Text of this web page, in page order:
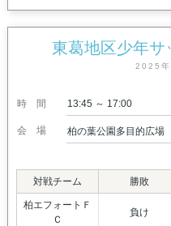
東葛地区少年サ
2025
時間 13:45 ～ 17:00
会場 柏の葉公園多目的広場
対戦チーム 勝敗
柏エフォートＦ
Ｃ
負け